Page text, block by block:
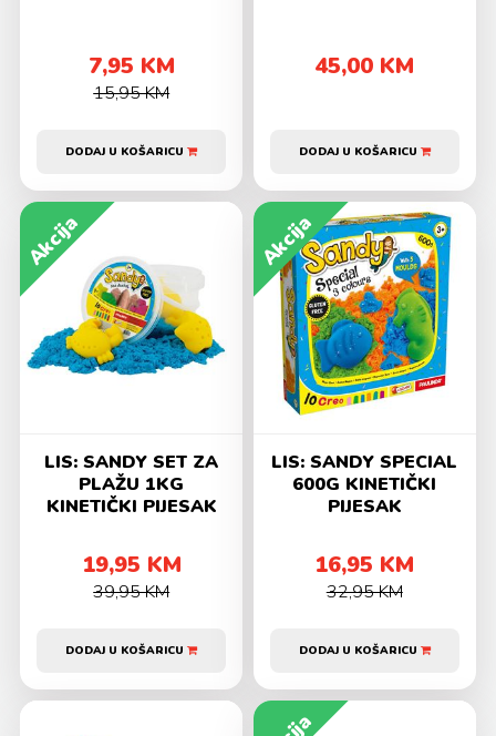
7,95 KM
15,95 KM
DODAJ U KOŠARICU
45,00 KM
DODAJ U KOŠARICU
Akcija
LIS: SANDY SET ZA
PLAŽU 1KG
KINETIČKI PIJESAK
19,95 KM
39,95 KM
DODAJ U KOŠARICU
Akcija
LIS: SANDY SPECIAL
600G KINETIČKI
PIJESAK
16,95 KM
32,95 KM
DODAJ U KOŠARICU